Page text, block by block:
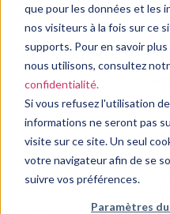
que pour les données et les
nos visiteurs à la fois sur ce
supports. Pour en savoir
nous utilisons, consultez
confidentialité.
Si vous refusez l'utilisation
informations ne seront pas
visite sur ce site. Un seul
votre navigateur afin de se
suivre vos préférences.
Paramètres
Je ne me sens
comment mettre
4
Ne pas se sentir
sentiment répandu. En
Behavioral Science, 70
monde souffrent du
moment de leur vie.
à mettre en valeur ses
détacher de ce